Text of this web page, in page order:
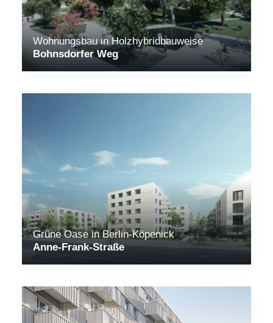
Wohnungsbau in Holzhybridbauweise
Bohnsdorfer Weg
Grüne Oase in Berlin-Köpenick
Anne-Frank-Straße